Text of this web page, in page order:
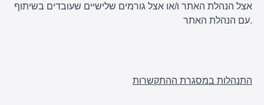
אצל הנהלת האתר ו/או אצל גורמים שלישיים שעובדים בשיתוף
עם הנהלת האתר.
התנהלות במסגרת ההתקשרות